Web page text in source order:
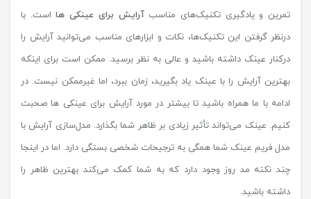
تمرین و یادگیری تکنیک‌های مناسبآرایش برای عینکی هااست. با
درنظر گرفتن این تکنیک‌ها، نکات و ابزارهای مناسب می‌توانید آرایش را
درکنار عینک داشته باشید و عالی به نظر برسید. ممکن است برای اینکه
بهترین آرایش را با عینک یاد بگیرید، زمان ببرد، اما غیرممکن نیست. در
ادامه با ما همراه باشید تا بیشتر در مورد آرایش برای عینکی ها صحبت
کنیم. عینک می‌تواند تأثیر زیادی بر ظاهر شما بگذارد. مدل‌سازی آرایش با
مدل فریم عینک شما همگی به ترجیحات شخصی بستگی دارد. اما در اینجا
چند نکته مد روز وجود دارد که به شما کمک می‌کند بهترین ظاهر را
داشته باشید.